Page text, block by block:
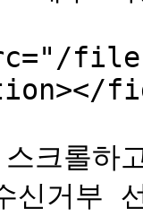
files/
크롤하
거부